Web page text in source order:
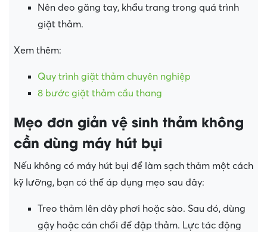
Nên đeo găng tay, khẩu trang trong quá trình
giặt thảm.
Xem thêm:
Quy trình giặt thảm chuyên nghiệp
8 bước giặt thảm cầu thang
Mẹo đơn giản vệ sinh thảm không
cần dùng máy hút bụi
Nếu không có máy hút bụi để làm sạch thảm một cách
kỹ lưỡng, bạn có thể áp dụng mẹo sau đây:
Treo thảm lên dây phơi hoặc sào. Sau đó, dùng
gậy hoặc cán chổi để đập thảm. Lực tác động